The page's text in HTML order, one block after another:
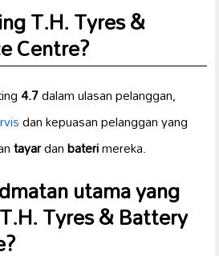
T.H. Tyres &
Centre?
4.7dalam ulasan pelanggan,
dan kepuasan pelanggan yang
tayardanbaterimereka.
utama yang
Tyres & Battery